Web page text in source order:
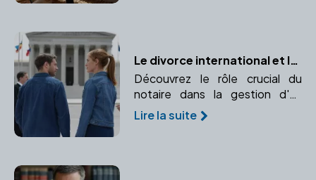
Le divorce international et le rôle essentiel du notaire
Découvrez le rôle crucial du
notaire dans la gestion d'un
divorce international, de
l'application des conventions
Lire la suite